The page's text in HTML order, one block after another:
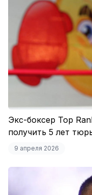
Экс-боксер Top
получить 5 лет
9 апреля 2026